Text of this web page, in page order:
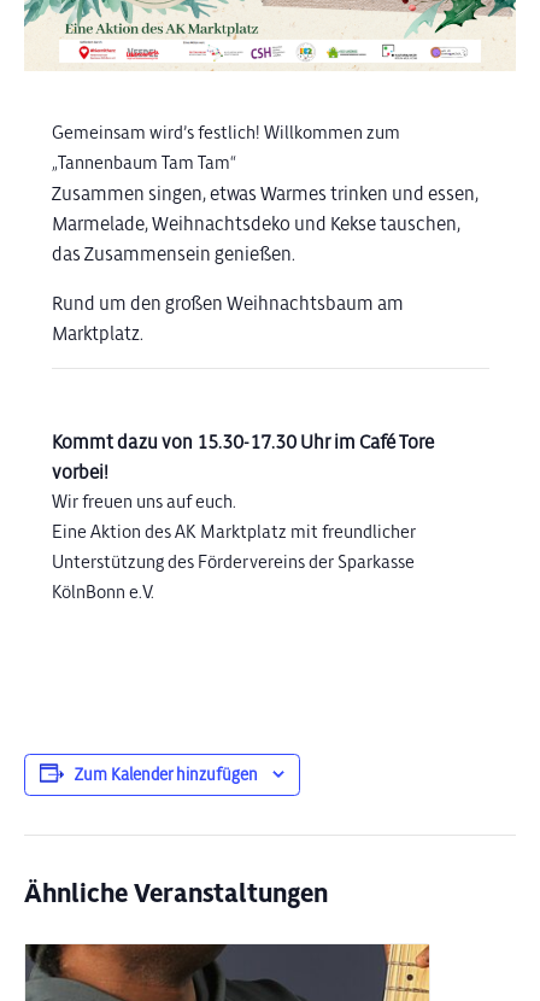
Gemeinsam wird’s festlich! Willkommen zum
„Tannenbaum Tam Tam“
Zusammen singen, etwas Warmes trinken und essen,
Marmelade, Weihnachtsdeko und Kekse tauschen,
das Zusammensein genießen.
Rund um den großen Weihnachtsbaum am
Marktplatz.
Kommt dazu von 15.30-17.30 Uhr im Café Tore
vorbei!
Wir freuen uns auf euch.
Eine Aktion des AK Marktplatz mit freundlicher
Unterstützung des Fördervereins der Sparkasse
KölnBonn e.V.
Zum Kalender hinzufügen
Ähnliche Veranstaltungen